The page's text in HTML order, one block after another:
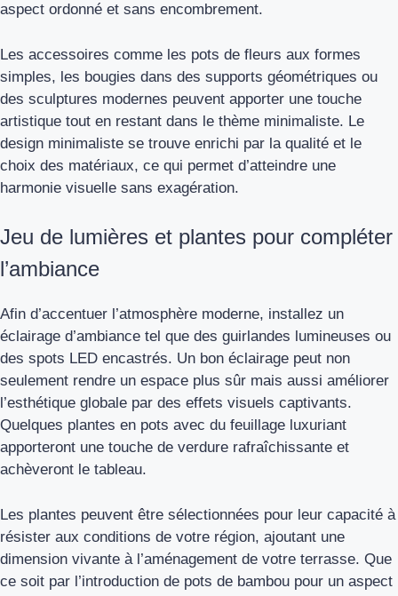
aspect ordonné et sans encombrement.
Les accessoires comme les pots de fleurs aux formes
simples, les bougies dans des supports géométriques ou
des sculptures modernes peuvent apporter une touche
artistique tout en restant dans le thème minimaliste. Le
design minimaliste se trouve enrichi par la qualité et le
choix des matériaux, ce qui permet d’atteindre une
harmonie visuelle sans exagération.
Jeu de lumières et plantes pour compléter
l’ambiance
Afin d’accentuer l’atmosphère moderne, installez un
éclairage d’ambiance tel que des guirlandes lumineuses ou
des spots LED encastrés. Un bon éclairage peut non
seulement rendre un espace plus sûr mais aussi améliorer
l’esthétique globale par des effets visuels captivants.
Quelques plantes en pots avec du feuillage luxuriant
apporteront une touche de verdure rafraîchissante et
achèveront le tableau.
Les plantes peuvent être sélectionnées pour leur capacité à
résister aux conditions de votre région, ajoutant une
dimension vivante à l’aménagement de votre terrasse. Que
ce soit par l’introduction de pots de bambou pour un aspect